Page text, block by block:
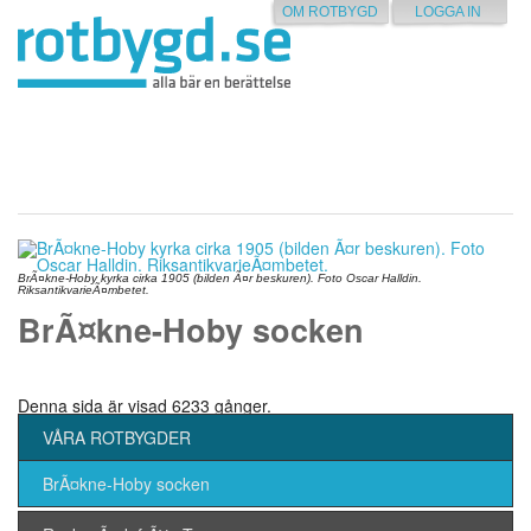
LOGGA IN
OM ROTBYGD
BrÃ¤kne-Hoby kyrka cirka 1905 (bilden Ã¤r beskuren). Foto Oscar Halldin.
RiksantikvarieÃ¤mbetet.
BrÃ¤kne-Hoby socken
Denna sida är visad 6233 gånger.
VÅRA ROTBYGDER
BrÃ¤kne-Hoby socken